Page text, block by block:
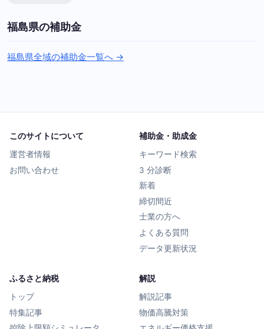
福島県の補助金
福島県全域の補助金一覧へ →
このサイトについて
運営者情報
お問い合わせ
補助金・助成金
キーワード検索
3 分診断
新着
締切間近
士業の方へ
よくある質問
データ更新状況
ふるさと納税
トップ
特集記事
解説
解説記事
物価高騰対策